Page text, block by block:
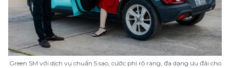
Green SM với dịch vụ chuẩn 5 sao, cước phí rõ ràng, đa dạng ưu đãi cho